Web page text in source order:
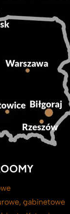
gabinetowe